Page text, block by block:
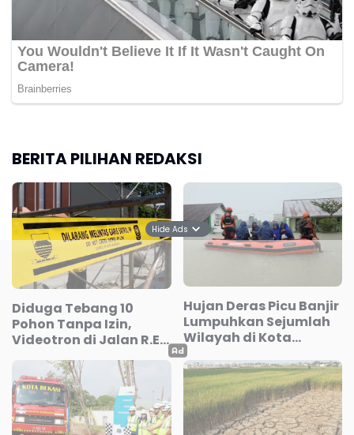
BERITA PILIHAN REDAKSI
Diduga Tebang 10
Pohon Tanpa Izin,
Videotron di Jalan R.E.
Disegel
Hujan Deras Picu Banjir
Lumpuhkan Sejumlah
Wilayah di Kota
Padang
Hide Ads